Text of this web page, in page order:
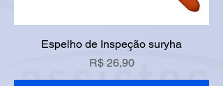
Espelho de Inspeção suryha
Preço
R$ 26,90